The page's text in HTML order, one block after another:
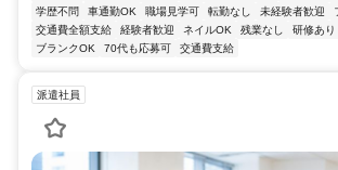
学歴不問
車通勤OK 職場見学可 転勤なし 未経験者歓迎
交通費全額支給
経験者歓迎 ネイルOK 残業なし 研修あり
ブランクOK
70代も応募可 交通費支給
派遣社員